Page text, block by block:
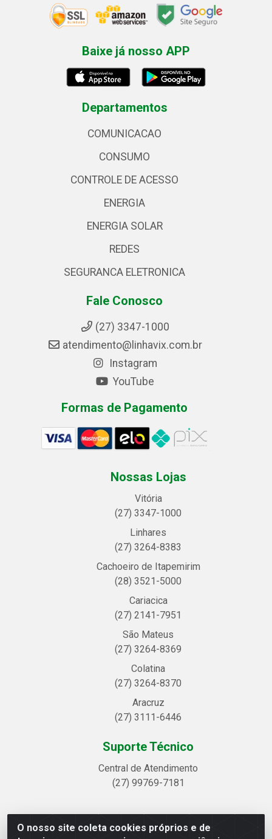
O nosso site coleta cookies próprios e de
Baixe já nosso APP
Departamentos
COMUNICACAO
CONSUMO
CONTROLE DE ACESSO
ENERGIA
ENERGIA SOLAR
REDES
SEGURANCA ELETRONICA
Fale Conosco
(27) 3347-1000
atendimento@linhavix.com.br
Instagram
YouTube
Formas de Pagamento
Nossas Lojas
Vitória
(27) 3347-1000
Linhares
(27) 3264-8383
Cachoeiro de Itapemirim
(28) 3521-5000
Cariacica
(27) 2141-7951
São Mateus
(27) 3264-8369
Colatina
(27) 3264-8370
Aracruz
(27) 3111-6446
Suporte Técnico
Central de Atendimento
(27) 99769-7181
Linhavix Distribuidora LTDA - Avenida Alegre, 2521 -